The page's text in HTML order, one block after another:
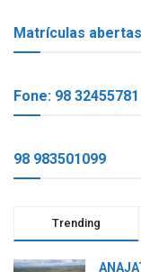
Matrículas
Fone: 98 32455781
98 983501099
Trending